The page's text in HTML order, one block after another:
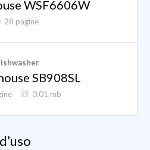
WSF6606W
28 pagine
SB908SL
0.01 mb